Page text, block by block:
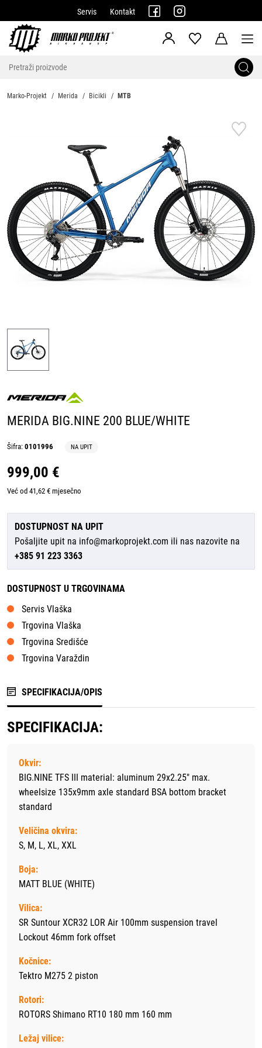
Servis Kontakt
Marko-Projekt Merida Bicikli MTB
MERIDA BIG.NINE 200 BLUE/WHITE
Šifra: 0101996 NA UPIT
999,00 €
Već od 41,62 € mjesečno
DOSTUPNOST NA UPIT
Pošaljite upit na info@markoprojekt.com ili nas nazovite na
+385 91 223 3363
DOSTUPNOST U TRGOVINAMA
Servis Vlaška
Trgovina Vlaška
Trgovina Središće
Trgovina Varaždin
SPECIFIKACIJA/OPIS
SPECIFIKACIJA:
Okvir:
BIG.NINE TFS III material: aluminum 29x2.25" max.
wheelsize 135x9mm axle standard BSA bottom bracket
standard
Veličina okvira:
S, M, L, XL, XXL
Boja:
MATT BLUE (WHITE)
Vilica:
SR Suntour XCR32 LOR Air 100mm suspension travel
Lockout 46mm fork offset
Kočnice:
Tektro M275 2 piston
Rotori:
ROTORS Shimano RT10 180 mm 160 mm
Ležaj vilice: